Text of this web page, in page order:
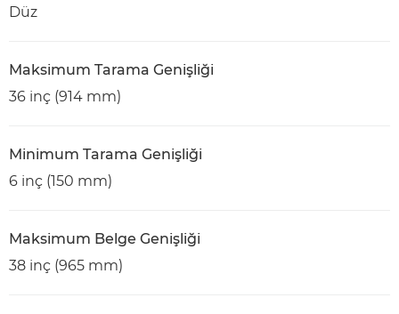
Düz
Maksimum Tarama Genişliği
36 inç (914 mm)
Minimum Tarama Genişliği
6 inç (150 mm)
Maksimum Belge Genişliği
38 inç (965 mm)